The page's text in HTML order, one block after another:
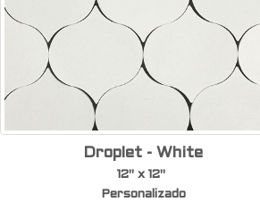
Droplet - White
12" x 12"
Personalizado